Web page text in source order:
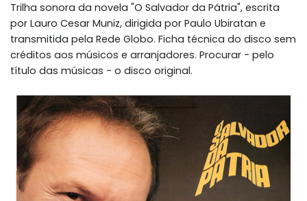
Trilha sonora da novela "O Salvador da Pátria", escrita
por Lauro Cesar Muniz, dirigida por Paulo Ubiratan e
transmitida pela Rede Globo. Ficha técnica do disco sem
créditos aos músicos e arranjadores. Procurar - pelo
título das músicas - o disco original.